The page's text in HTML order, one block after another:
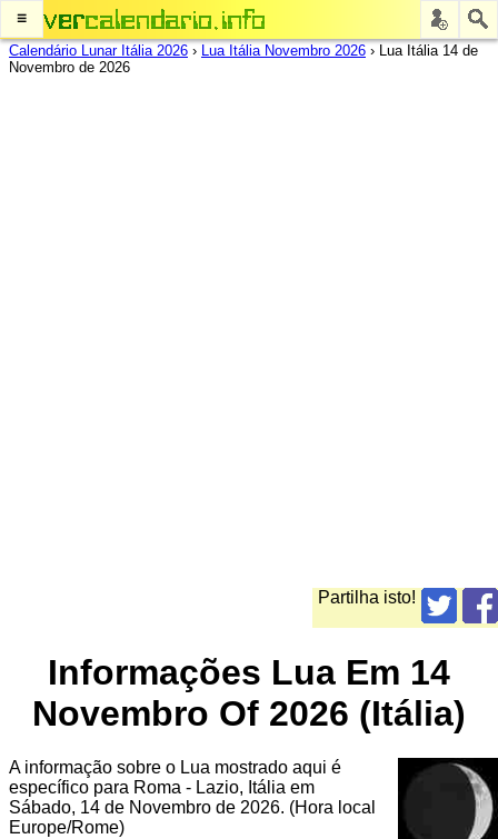
≡
Calendário Lunar Itália 2026 › Lua Itália Novembro 2026 › Lua Itália 14 de
Novembro de 2026
Partilha isto!
Informações Lua Em 14
Novembro Of 2026 (Itália)
A informação sobre o Lua mostrado aqui é
específico para Roma - Lazio, Itália em
Sábado, 14 de Novembro de 2026. (Hora local
Europe/Rome)